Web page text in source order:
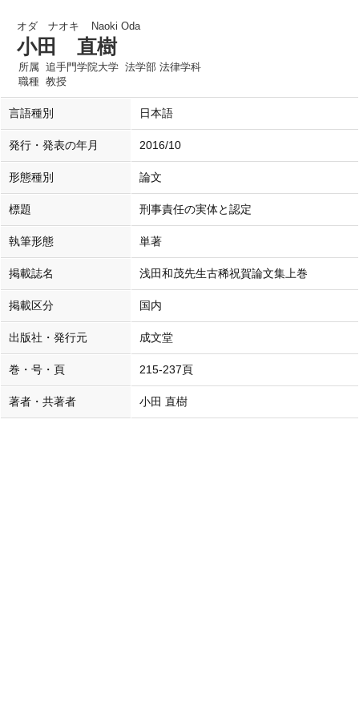
オダ ナオキ Naoki Oda
小田 直樹
所属 追手門学院大学 法学部 法律学科
職種 教授
言語種別 日本語
発行・発表の年月 2016/10
形態種別 論文
標題 刑事責任の実体と認定
執筆形態 単著
掲載誌名 浅田和茂先生古稀祝賀論文集上巻
掲載区分 国内
出版社・発行元 成文堂
巻・号・頁 215-237頁
著者・共著者 小田 直樹